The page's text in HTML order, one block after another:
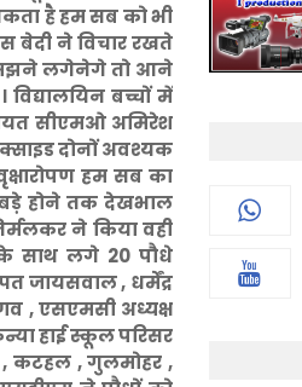
है हम सब को भी
बेदी ने विचार रखते
समझने लगेनेगे तो आने
बच्चों में
सीएमओ अमिरेश
दोनों अवश्यक
हम सब का
होने तक देखभाल
ने किया वही
के साथ लगे 20 पौधे
जायसवाल , धर्मेंद्र
, एसएमसी अध्यक्ष
हाई स्कूल परिसर
, कटहल , गुलमोहर ,